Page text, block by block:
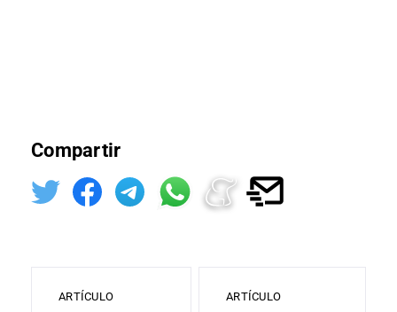
Compartir
ARTÍCULO
ARTÍCULO